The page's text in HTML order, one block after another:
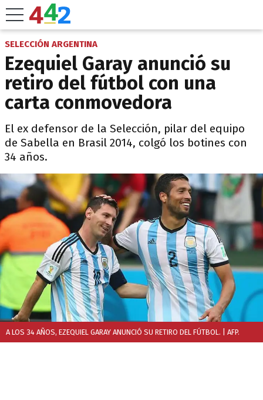
SELECCIÓN ARGENTINA
Ezequiel Garay anunció su
retiro del fútbol con una
carta conmovedora
El ex defensor de la Selección, pilar del equipo
de Sabella en Brasil 2014, colgó los botines con
34 años.
A LOS 34 AÑOS, EZEQUIEL GARAY ANUNCIÓ SU RETIRO DEL FÚTBOL. | AFP.